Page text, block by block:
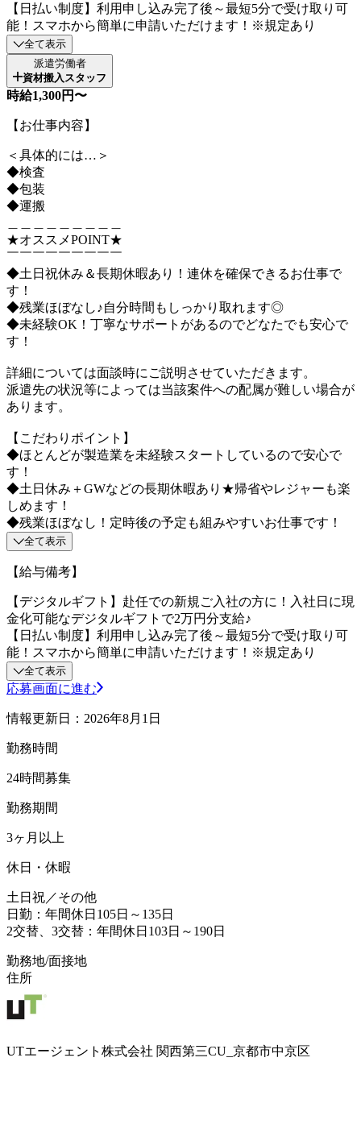
【日払い制度】利用申し込み完了後～最短5分で受け取り可
能！スマホから簡単に申請いただけます！※規定あり
全て表示
派遣労働者
資材搬入スタッフ
時給1,300円〜
【お仕事内容】
＜具体的には…＞
◆検査
◆包装
◆運搬
★オススメPOINT★
￣￣￣￣￣￣￣￣￣
◆土日祝休み＆長期休暇あり！連休を確保できるお仕事で
す！
◆残業ほぼなし♪自分時間もしっかり取れます◎
◆未経験OK！丁寧なサポートがあるのでどなたでも安心で
す！
詳細については面談時にご説明させていただきます。
派遣先の状況等によっては当該案件への配属が難しい場合が
あります。
【こだわりポイント】
◆ほとんどが製造業を未経験スタートしているので安心で
す！
◆土日休み＋GWなどの長期休暇あり★帰省やレジャーも楽
しめます！
◆残業ほぼなし！定時後の予定も組みやすいお仕事です！
全て表示
【給与備考】
【デジタルギフト】赴任での新規ご入社の方に！入社日に現
金化可能なデジタルギフトで2万円分支給♪
【日払い制度】利用申し込み完了後～最短5分で受け取り可
能！スマホから簡単に申請いただけます！※規定あり
全て表示
応募画面に進む
情報更新日：2026年8月1日
勤務時間
24時間募集
勤務期間
3ヶ月以上
休日・休暇
土日祝／その他
日勤：年間休日105日～135日
2交替、3交替：年間休日103日～190日
勤務地/面接地
住所
UTエージェント株式会社 関西第三CU_京都市中京区